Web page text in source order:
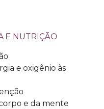
E NUTRIÇÃO
e oxigênio às
e da mente